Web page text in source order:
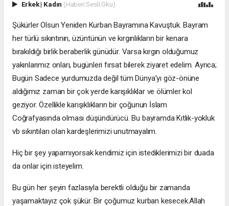
Erkek| Kadın (Haberi Sesli Oku)
Şükürler Olsun Yeniden Kurban Bayramına Kavuştuk. Bayram
her türlü sıkıntının, üzüntünün ve kırgınlıkların bir kenara
bırakıldığı birlik beraberlik günüdür. Varsa kırgın olduğumuz
yakınlarımız onları, bugünleri fırsat bilerek ziyaret edelim. Ayrıca;
Bugün Sadece yurdumuzda değil tüm Dünya'yı göz-önüne
aldığımız zaman bir çok yerde karışıklıklar ve ölümler kol
geziyor. Özellikle karışıklıkların bir çoğunun İslam
Coğrafyasında olması düşündürücü. Bu bayramda Kıtlık-yokluk
vb sıkıntıları olan kardeşlerimizi unutmayalım.
Hiç bir şey yapamıyorsak kendimiz için istediklerimizi bir duada
da onlar için isteyelim.
Bu gün her şeyin fazlasıyla berektli olduğu bir zamanda
yaşamaktayız çok şükür. Bir çoğumuz kurban kesecek.Allah